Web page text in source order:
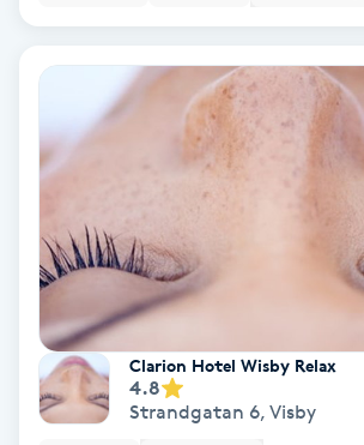
Frekvensterapi
Friskvårdsmassage
Funktionsanalys
Färgning
Föning
Clarion Hotel Wisby Relax
4.8
Strandgatan 6, Visby